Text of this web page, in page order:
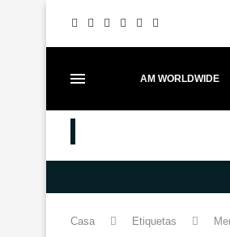
AM WORLDWIDE
Casa Etiquetas